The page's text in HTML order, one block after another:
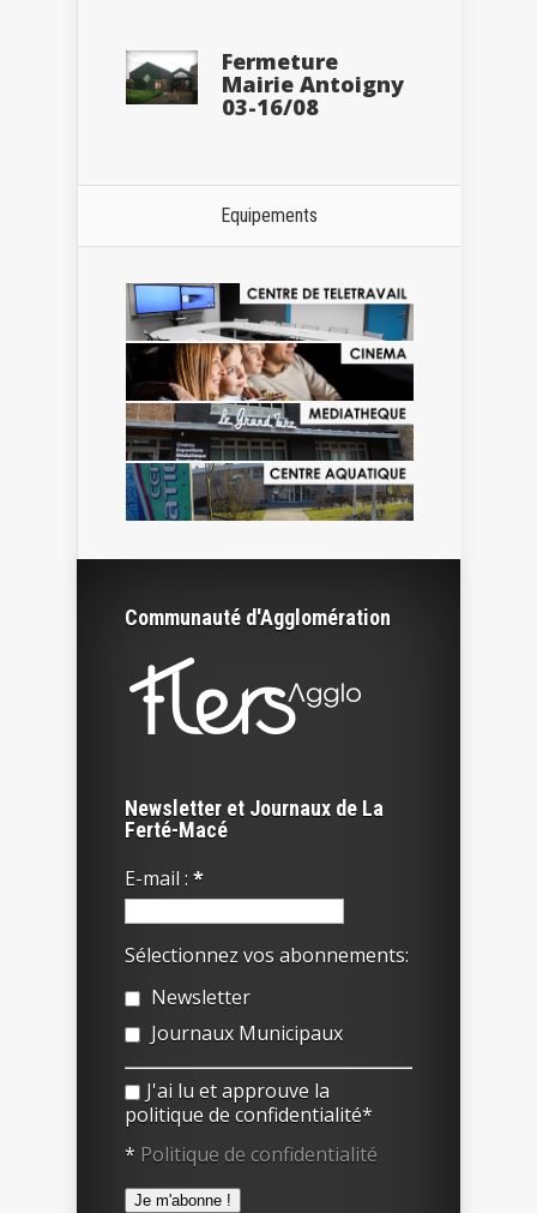
Fermeture
Mairie Antoigny
03-16/08
Equipements
Communauté d'Agglomération
Newsletter et Journaux de La
Ferté-Macé
E-mail : *
Sélectionnez vos abonnements:
Newsletter
Journaux Municipaux
J'ai lu et approuve la
politique de confidentialité*
* Politique de confidentialité